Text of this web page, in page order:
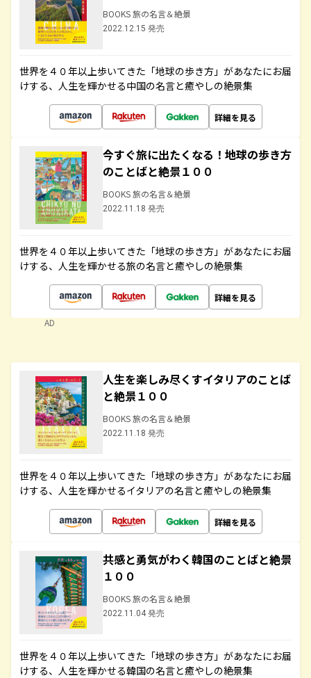
BOOKS 旅の名言＆絶景
2022.12.15 発売
世界を４０年以上歩いてきた「地球の歩き方」があなたにお届
けする、人生を輝かせる中国の名言と癒やしの絶景集
詳細を見る
今すぐ旅に出たくなる！地球の歩き方
のことばと絶景１００
BOOKS 旅の名言＆絶景
2022.11.18 発売
世界を４０年以上歩いてきた「地球の歩き方」があなたにお届
けする、人生を輝かせる旅の名言と癒やしの絶景集
詳細を見る
AD
人生を楽しみ尽くすイタリアのことば
と絶景１００
BOOKS 旅の名言＆絶景
2022.11.18 発売
世界を４０年以上歩いてきた「地球の歩き方」があなたにお届
けする、人生を輝かせるイタリアの名言と癒やしの絶景集
詳細を見る
共感と勇気がわく韓国のことばと絶景
１００
BOOKS 旅の名言＆絶景
2022.11.04 発売
世界を４０年以上歩いてきた「地球の歩き方」があなたにお届
けする、人生を輝かせる韓国の名言と癒やしの絶景集